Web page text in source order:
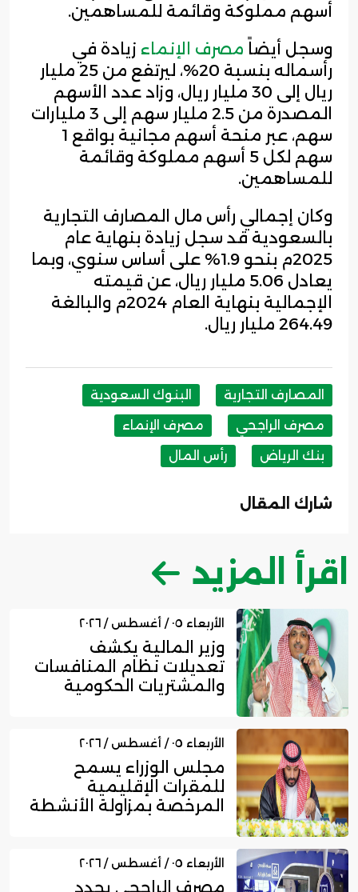
أسهم مملوكة وقائمة للمساهمين.
وسجل أيضاً مصرف الإنماء زيادة في
رأسماله بنسبة 20%، ليرتفع من 25 مليار
ريال إلى 30 مليار ريال، وزاد عدد الأسهم
المصدرة من 2.5 مليار سهم إلى 3 مليارات
سهم، عبر منحة أسهم مجانية بواقع 1
سهم لكل 5 أسهم مملوكة وقائمة
للمساهمين.
وكان إجمالي رأس مال المصارف التجارية
بالسعودية قد سجل زيادة بنهاية عام
2025م بنحو 1.9% على أساس سنوي، وبما
يعادل 5.06 مليار ريال، عن قيمته
الإجمالية بنهاية العام 2024م والبالغة
264.49 مليار ريال.
المصارف التجارية
البنوك السعودية
مصرف الراجحي
مصرف الإنماء
بنك الرياض
رأس المال
شارك المقال
اقرأ المزيد
الأربعاء ٠٥ / أغسطس / ٢٠٢٦
وزير المالية يكشف
تعديلات نظام المنافسات
والمشتريات الحكومية
الأربعاء ٠٥ / أغسطس / ٢٠٢٦
مجلس الوزراء يسمح
للمقرات الإقليمية
المرخصة بمزاولة الأنشطة
الأربعاء ٠٥ / أغسطس / ٢٠٢٦
مصرف الراجحي يجدد